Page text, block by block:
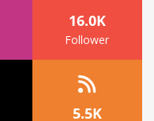
16.0K
Follower
5.5K